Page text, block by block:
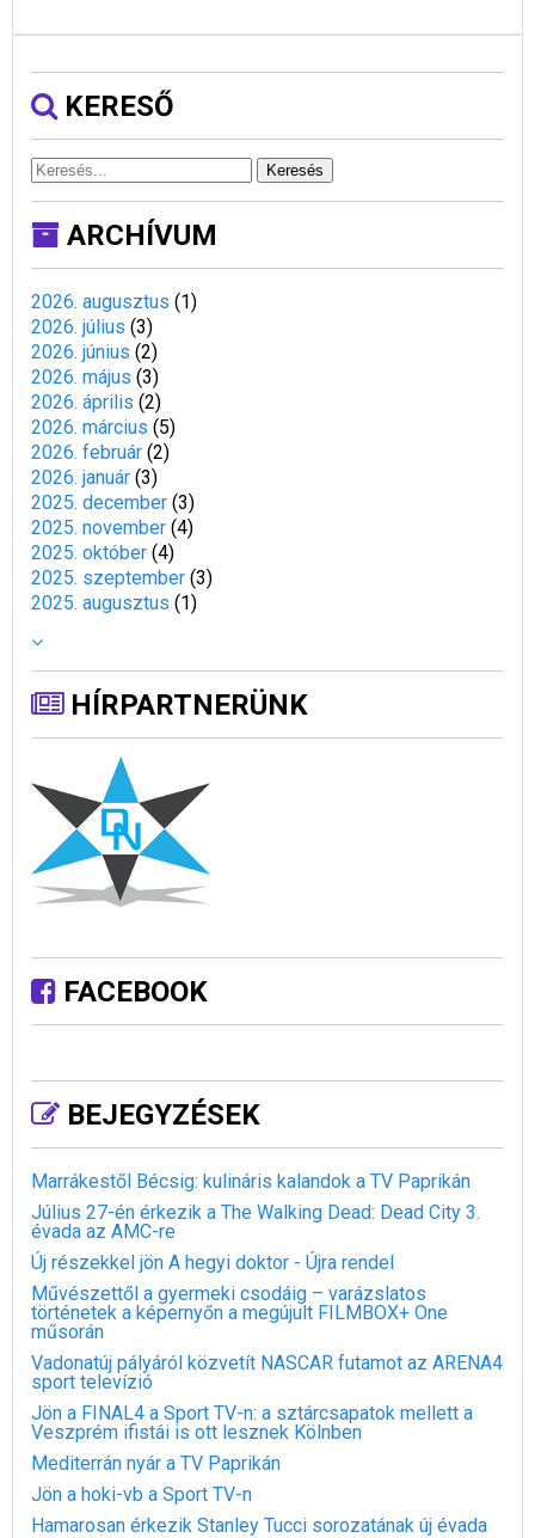
KERESŐ
Keresés
ARCHÍVUM
2026. augusztus (1)
2026. július (3)
2026. június (2)
2026. május (3)
2026. április (2)
2026. március (5)
2026. február (2)
2026. január (3)
2025. december (3)
2025. november (4)
2025. október (4)
2025. szeptember (3)
2025. augusztus (1)
HÍRPARTNERÜNK
FACEBOOK
BEJEGYZÉSEK
Marrákestől Bécsig: kulináris kalandok a TV Paprikán
Július 27-én érkezik a The Walking Dead: Dead City 3.
évada az AMC-re
Új részekkel jön A hegyi doktor - Újra rendel
Művészettől a gyermeki csodáig – varázslatos
történetek a képernyőn a megújult FILMBOX+ One
műsorán
Vadonatúj pályáról közvetít NASCAR futamot az ARENA4
sport televízió
Jön a FINAL4 a Sport TV-n: a sztárcsapatok mellett a
Veszprém ifistái is ott lesznek Kölnben
Mediterrán nyár a TV Paprikán
Jön a hoki-vb a Sport TV-n
Hamarosan érkezik Stanley Tucci sorozatának új évada